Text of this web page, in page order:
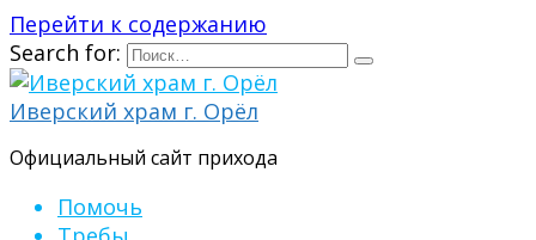
Перейти к содержанию
Search for:
Иверский храм г. Орёл
Официальный сайт прихода
Помочь